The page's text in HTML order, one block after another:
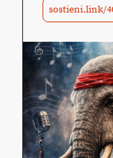
sostieni.link/